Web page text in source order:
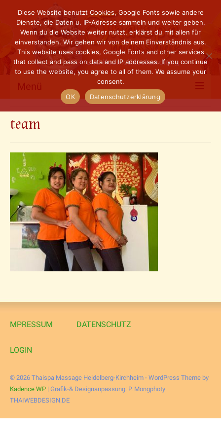
Menü
Willkommen
Aktuelles Angebot
Bilder
team
MPRESSUM DATENSCHUTZ
LOGIN
© 2026 Thaispa Massage Heidelberg-Kirchheim - WordPress Theme by
Kadence WP | Grafik-& Designanpassung: P. Mongphoty
THAIWEBDESIGN.DE
Diese Website benutzt Cookies, Google Fonts sowie andere
Dienste, die Daten u. IP-Adresse sammeln und weiter geben.
Wenn du die Website weiter nutzt, erklärst du mit allen für
einverstanden. Wir gehen wir von deinem Einverständnis aus.
This website uses cookies, Google Fonts and other services
that collect and pass on data and IP addresses. If you continue
to use the website, you agree to all of them. We assume your
consent.
OK
Datenschutzerklärung